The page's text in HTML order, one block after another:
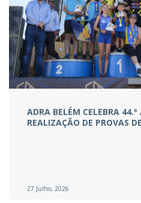
ADRA BELÉM CELEBRA
REALIZAÇÃO DE PROVAS
27 Julho, 2026